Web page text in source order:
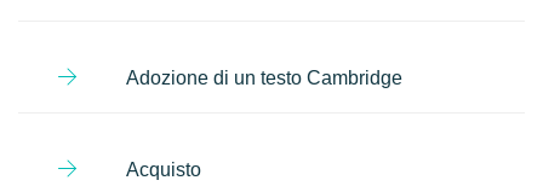
Adozione di un testo Cambridge
Acquisto